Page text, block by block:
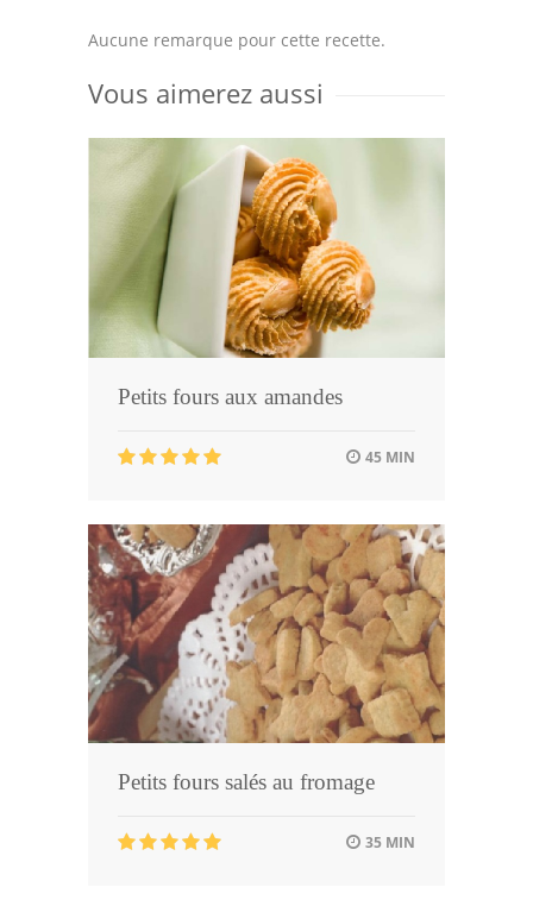
Aucune remarque pour cette recette.
Vous aimerez aussi
Petits fours aux amandes
45 MIN
Petits fours salés au fromage
35 MIN